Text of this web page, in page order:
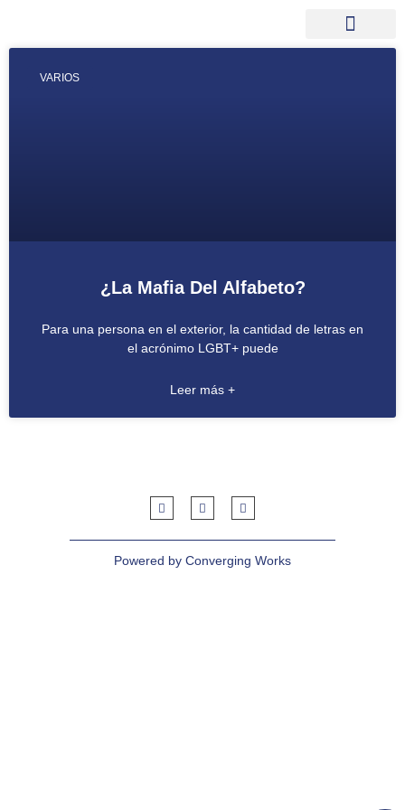
VARIOS
¿La Mafia Del Alfabeto?
Para una persona en el exterior, la cantidad de letras en
el acrónimo LGBT+ puede
Leer más +
Powered by Converging Works